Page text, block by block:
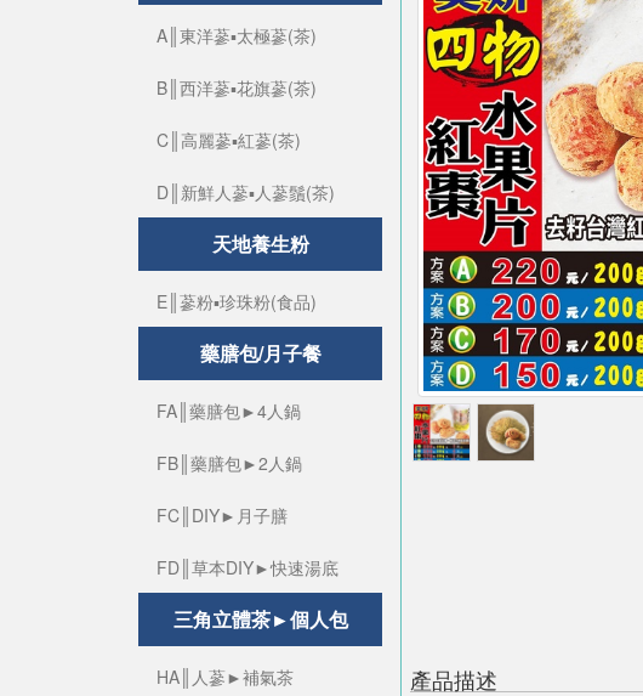
產品描述
A║東洋蔘▪太極蔘(茶)
B║西洋蔘▪花旗蔘(茶)
C║高麗蔘▪紅蔘(茶)
D║新鮮人蔘▪人蔘鬚(茶)
天地養生粉
E║蔘粉▪珍珠粉(食品)
藥膳包/月子餐
FA║藥膳包►4人鍋
FB║藥膳包►2人鍋
FC║DIY►月子膳
FD║草本DIY►快速湯底
三角立體茶►個人包
HA║人蔘►補氣茶